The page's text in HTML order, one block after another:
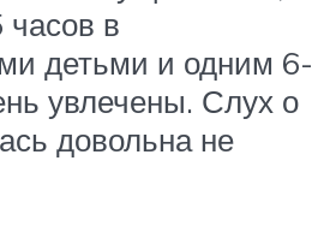
часов в
детьми и одним 6-
увлечены. Слух о
довольна не